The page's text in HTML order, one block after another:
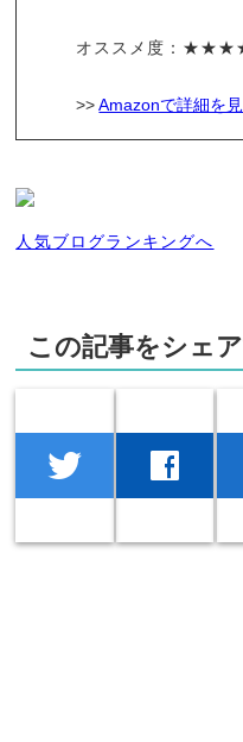
オススメ度：
>>Amazonで詳細を
人気ブログランキングへ
この記事をシェ
twitter facebook